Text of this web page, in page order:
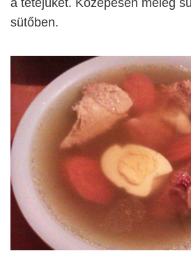
a tetejüket. Közepesen meleg
sütőben.